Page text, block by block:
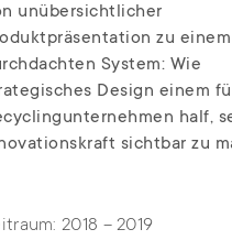
unübersichtlicher
zu einem
System: Wie
Design einem
half,
sichtbar zu
2018 – 2019